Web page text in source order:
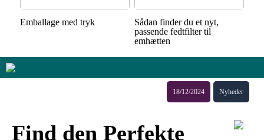
Emballage med tryk
Sådan finder du et nyt,
passende fedtfilter til
emhætten
18/12/2024 Nyheder
Find den Perfekte